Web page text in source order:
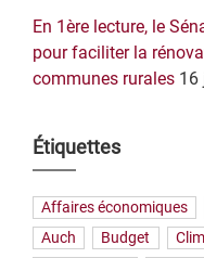
En 1ère lecture, le
pour faciliter la
communes rurales 16
Étiquettes
Affaires économiques
Auch
Budget